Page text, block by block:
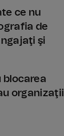
ce nu
de
şi
blocarea
organizaţii